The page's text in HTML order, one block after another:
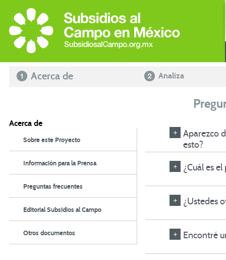
Acerca de Analiza
Acerca de
Sobre este Proyecto
Información para la Prensa
Preguntas frecuentes
Editorial Subsidios al Campo
Otros documentos
Aparezco
esto?
¿Cuál es
¿Ustedes
Encontré